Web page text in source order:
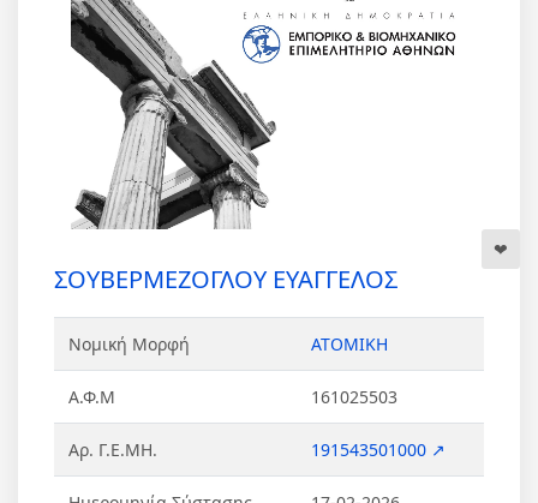
ΣΟΥΒΕΡΜΕΖΟΓΛΟΥ ΕΥΑΓΓΕΛΟΣ
Νομική Μορφή ΑΤΟΜΙΚΗ
Α.Φ.Μ 161025503
Αρ. Γ.Ε.ΜΗ. 191543501000 ↗